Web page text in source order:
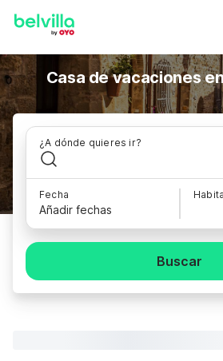
Casa de vacaciones
¿A dónde quieres ir?
Fecha
Añadir fechas
Buscar